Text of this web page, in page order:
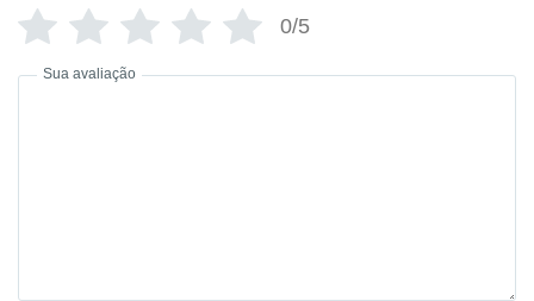
0/5
Sua avaliação